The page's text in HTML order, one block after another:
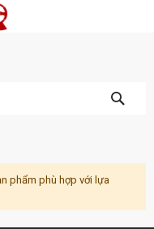
KIẾM
phẩm phù hợp với lựa